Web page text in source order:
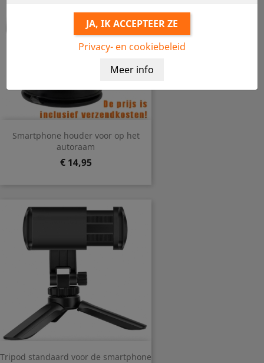
Smartphone houder voor op het
autoraam
Prijs
€ 14,95
Tripod standaard voor de smartphone
Privacy- en cookiebeleid